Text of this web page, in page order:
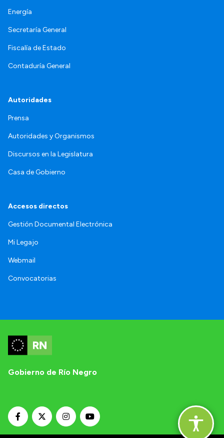
Energía
Secretaría General
Fiscalía de Estado
Contaduría General
Autoridades
Prensa
Autoridades y Organismos
Discursos en la Legislatura
Casa de Gobierno
Accesos directos
Gestión Documental Electrónica
Mi Legajo
Webmail
Convocatorias
Gobierno de Río Negro